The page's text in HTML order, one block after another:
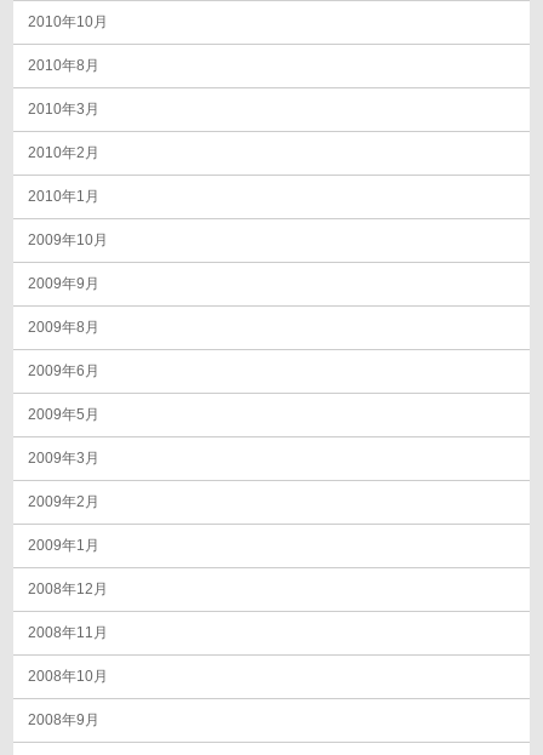
2010年10月
2010年8月
2010年3月
2010年2月
2010年1月
2009年10月
2009年9月
2009年8月
2009年6月
2009年5月
2009年3月
2009年2月
2009年1月
2008年12月
2008年11月
2008年10月
2008年9月